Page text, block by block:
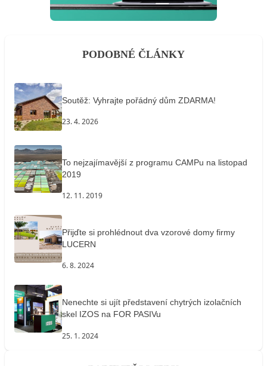
PODOBNÉ ČLÁNKY
Soutěž: Vyhrajte pořádný dům ZDARMA!
23. 4. 2026
To nejzajímavější z programu CAMPu na listopad
2019
12. 11. 2019
Přijďte si prohlédnout dva vzorové domy firmy
LUCERN
6. 8. 2024
Nenechte si ujít představení chytrých izolačních
skel IZOS na FOR PASIVu
25. 1. 2024